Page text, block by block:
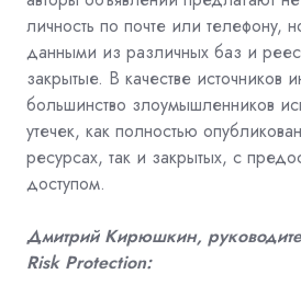
личность по почте или телефону,
данными из различных баз и
закрытые. В качестве источников
большинство злоумышленников
утечек, как полностью
ресурсах, так и закрытых, с
доступом.
Дмитрий Кирюшкин,
Risk Protection: